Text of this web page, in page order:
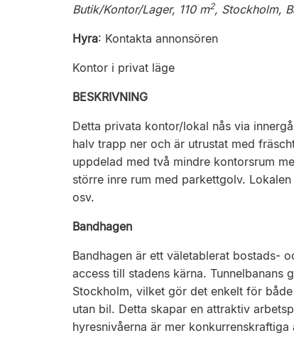
Butik/Kontor/Lager, 110 m2, Stockholm,
Hyra: Kontakta annonsören
Kontor i privat läge
BESKRIVNING
Detta privata kontor/lokal nås via
halv trapp ner och är utrustat med
uppdelad med två mindre kontorsrum
större inre rum med parkettgolv.
osv.
Bandhagen
Bandhagen är ett väletablerat bostads-
access till stadens kärna.
Stockholm, vilket gör det enkelt för
utan bil. Detta skapar en attraktiv
hyresnivåerna är mer konkurrenskraftiga